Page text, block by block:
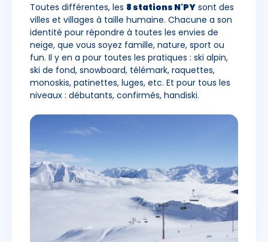
Toutes différentes, les 8 stations N'PY sont des
villes et villages à taille humaine. Chacune a son
identité pour répondre à toutes les envies de
neige, que vous soyez famille, nature, sport ou
fun. Il y en a pour toutes les pratiques : ski alpin,
ski de fond, snowboard, télémark, raquettes,
monoskis, patinettes, luges, etc. Et pour tous les
niveaux : débutants, confirmés, handiski.